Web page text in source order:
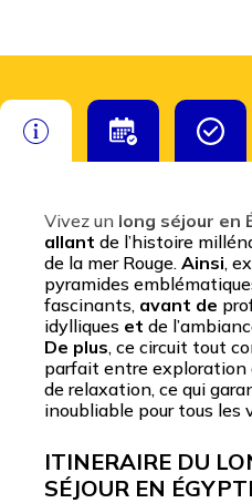
Vivez un long séjour en
allant de l’histoire
de la mer Rouge. Ainsi,
pyramides
fascinants, avant de
idylliques et de
De plus, ce circuit tout
parfait entre exploration
de relaxation, ce qui
inoubliable pour tous les
ITINERAIRE DU
SÉJOUR EN